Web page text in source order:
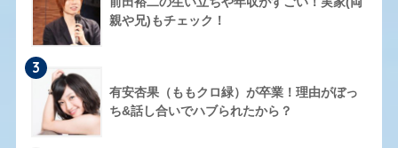
親や兄)もチェック！
3
有安杏果（ももクロ緑）が卒業！理由がぼっ
ち&話し合いでハブられたから？